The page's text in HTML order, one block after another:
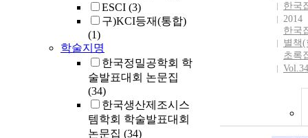
ESCI (3)
구)KCI등재(통합)
(1)
학술지명
한국정밀공학회 학
술발표대회 논문집
(34)
한국생산제조시스
템학회 학술발표대회
논문집 (34)
한국
2014
한국
별책
초록